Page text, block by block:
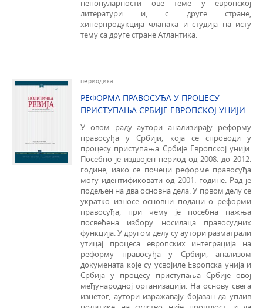
непопуларности ове теме у европској
литератури и, с друге стране,
хиперпродукција чланака и студија на исту
тему са друге стране Атлантика.
периодика
РЕФОРМА ПРАВОСУЂА У ПРОЦЕСУ
ПРИСТУПАЊА СРБИЈЕ ЕВРОПСКОЈ УНИЈИ
У овом раду аутори анализирају реформу
правосуђа у Србији, која се спроводи у
процесу приступања Србије Европској унији.
Посебно је издвојен период од 2008. до 2012.
године, иако се почеци реформе правосуђа
могу идентификовати од 2001. године. Рад је
подељен на два основна дела. У првом делу се
укратко износе основни подаци о реформи
правосуђа, при чему је посебна пажња
посвећена избору носилаца правосудних
функција. У другом делу су аутори разматрали
утицај процеса европских интеграција на
реформу правосуђа у Србији, анализом
докумената које су усвојиле Европска унија и
Србија у процесу приступања Србије овој
међународној организацији. На основу свега
изнетог, аутори изражавају бојазан да уплив